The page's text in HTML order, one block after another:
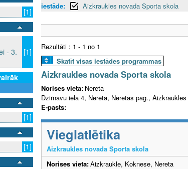
[1]
- 3.
[1]
[1]
[1]
iestāde:
Aizkraukles novada Sporta skola
Rezultāti : 1 - 1 no 1
Skatīt visas iestādes programmas
Aizkraukles novada Sporta skola
Norises vieta: Nereta
Dzirnavu iela 4, Nereta, Neretas pag., Aizkraukles
E-pasts:
Vieglatlētika
Aizkraukles novada Sporta skola
Norises vieta:Aizkraukle, Koknese, Nereta